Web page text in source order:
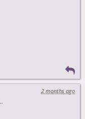
브가 이 잘못된 만남
mo - 'Wrongful
2 months ago